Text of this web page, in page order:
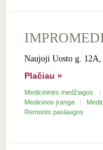
Naujoji Uosto g. 12A,
Plačiau »
Medicininės medžiagos
Medicinos įranga
Remonto paslaugos